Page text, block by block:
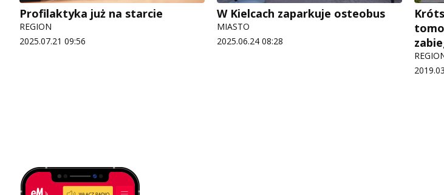
Profilaktyka już na starcie
REGION
2025.07.21 09:56
W Kielcach zaparkuje osteobus
MIASTO
2025.06.24 08:28